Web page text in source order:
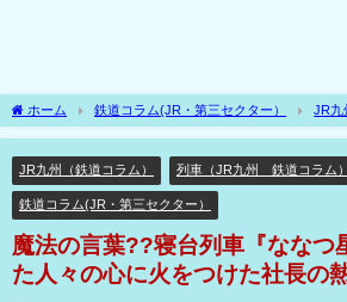
ホーム 鉄道コラム(JR・第三セクター） JR九
言葉??寝台列車『ななつ星』を世界一にした人々の心に
JR九州（鉄道コラム） 列車（JR九州 鉄道コラム）
鉄道コラム(JR・第三セクター）
魔法の言葉??寝台列車『ななつ
た人々の心に火をつけた社長の